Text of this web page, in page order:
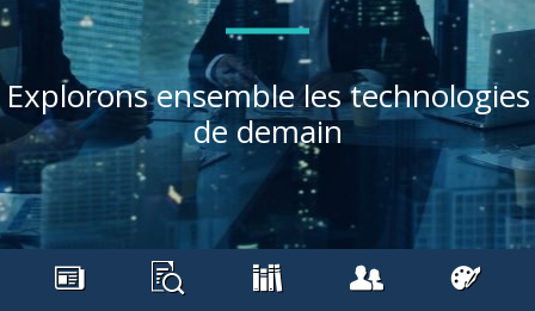
Explorons ensemble les technologies
de demain